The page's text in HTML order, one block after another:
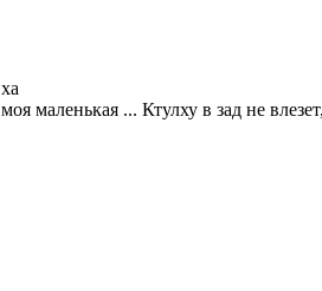
ха
моя маленькая ... Ктулху в зад не